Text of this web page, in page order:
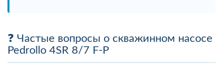
Частые вопросы о скважинном насосе
Pedrollo 4SR 8/7 F-P